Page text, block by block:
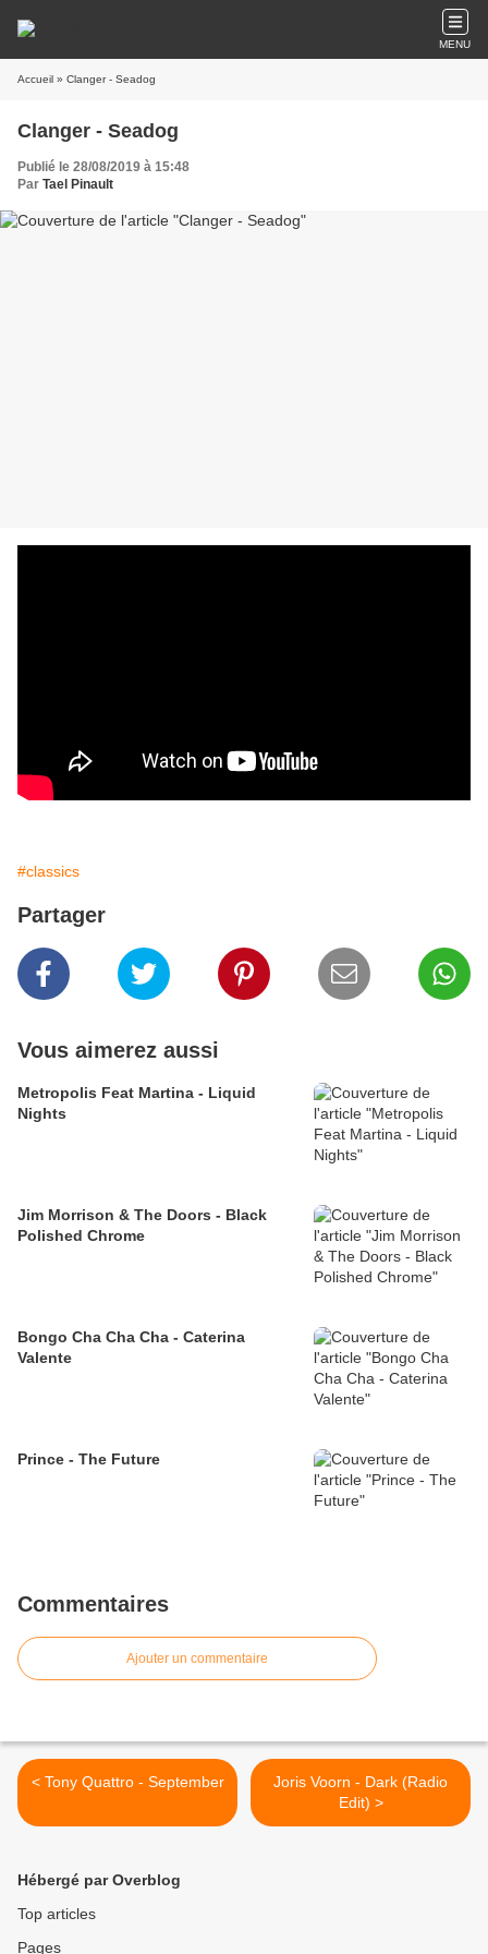
MENU
Accueil » Clanger - Seadog
Clanger - Seadog
Publié le 28/08/2019 à 15:48
Par Tael Pinault
#classics
Partager
Vous aimerez aussi
Metropolis Feat Martina - Liquid
Nights
Jim Morrison & The Doors - Black
Polished Chrome
Bongo Cha Cha Cha - Caterina
Valente
Prince - The Future
Commentaires
Ajouter un commentaire
< Tony Quattro - September
Joris Voorn - Dark (Radio
Edit) >
Hébergé par Overblog
Top articles
Pages